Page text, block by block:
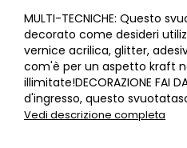
MULTI-TECNICHE: Questo
decorato come desideri
vernice acrilica, glitter,
com'è per un aspetto kraft
illimitate!DECORAZIONE FAI
d'ingresso, questo
Vedi descrizione completa